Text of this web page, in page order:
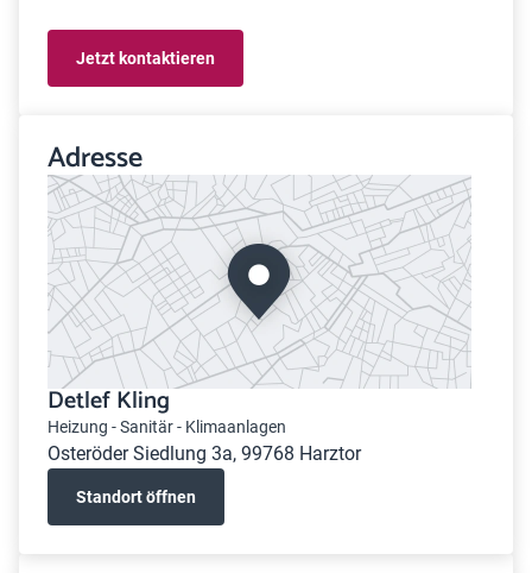
Jetzt kontaktieren
Adresse
Detlef Kling
Heizung - Sanitär - Klimaanlagen
Osteröder Siedlung 3a, 99768 Harztor
Standort öffnen